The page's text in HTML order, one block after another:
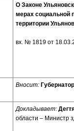
О Законе
мерах социальной
территории
вх. № 1819 от
Вносит:
Докладывает:
области – Министр